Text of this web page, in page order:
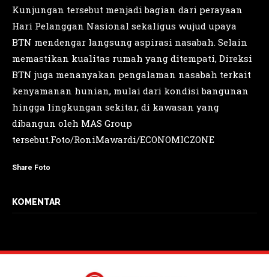
Kunjungan tersebut menjadi bagian dari perayaan
Hari Pelanggan Nasional sekaligus wujud upaya
BTN mendengar langsung aspirasi nasabah. Selain
memastikan kualitas rumah yang ditempati, Direksi
BTN juga menanyakan pengalaman nasabah terkait
kenyamanan hunian, mulai dari kondisi bangunan
hingga lingkungan sekitar, di kawasan yang
dibangun oleh MAS Group
tersebut.Foto/RoniMawardi/ECONOMICZONE
Share Foto
KOMENTAR